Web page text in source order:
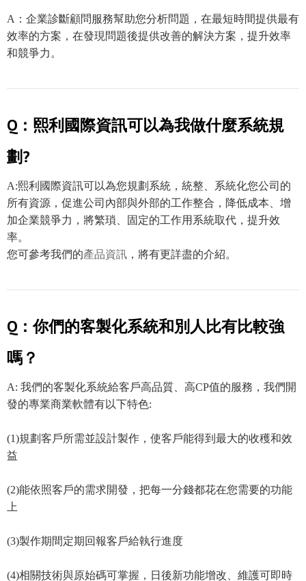
A：企業診斷顧問服務幫助您分析問題，在最短時間提供最有
效率的方案，在發現問題後提供改善的解決方案，提升效率
和競爭力。
Q：熙利國際資訊可以為我做什麼系統規
劃?
A:熙利國際資訊可以為您規劃系統，統整、系統化您公司的
所有資源，促進公司內部與外部的工作整合，降低成本、增
加企業競爭力，將繁瑣、固定的工作用系統取代，提升效
率。
您可參考我們的產品資訊 ，將有更詳盡的介紹。
Q：你們的客製化系統和別人比有比較強
嗎？
A: 我們的客製化系統給客戶高品質、高CP值的服務，我們開
發的專業商業軟體有以下特色:
(1)規劃客戶所需並設計製作，使客戶能得到最大的收穫和效
益
(2)能依照客戶的需求開發，把每一分錢都花在您需要的功能
上
(3)製作期間定期回報客戶給執行進度
(4)相關技術與原始碼可掌握，日後新功能增改、維護可即時